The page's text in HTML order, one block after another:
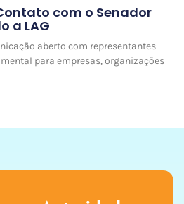
com o Senador
a LAG
aberto com representantes
para empresas, organizações